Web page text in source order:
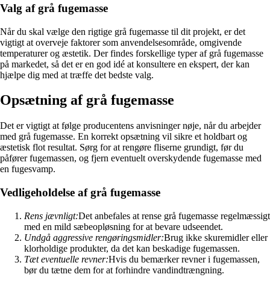
Valg af grå fugemasse
Når du skal vælge den rigtige grå fugemasse til dit projekt, er det
vigtigt at overveje faktorer som anvendelsesområde, omgivende
temperaturer og æstetik. Der findes forskellige typer af grå fugemasse
på markedet, så det er en god idé at konsultere en ekspert, der kan
hjælpe dig med at træffe det bedste valg.
Opsætning af grå fugemasse
Det er vigtigt at følge producentens anvisninger nøje, når du arbejder
med grå fugemasse. En korrekt opsætning vil sikre et holdbart og
æstetisk flot resultat. Sørg for at rengøre fliserne grundigt, før du
påfører fugemassen, og fjern eventuelt overskydende fugemasse med
en fugesvamp.
Vedligeholdelse af grå fugemasse
Rens jævnligt:Det anbefales at rense grå fugemasse regelmæssigt
med en mild sæbeopløsning for at bevare udseendet.
Undgå aggressive rengøringsmidler:Brug ikke skuremidler eller
klorholdige produkter, da det kan beskadige fugemassen.
Tæt eventuelle revner:Hvis du bemærker revner i fugemassen,
bør du tætne dem for at forhindre vandindtrængning.